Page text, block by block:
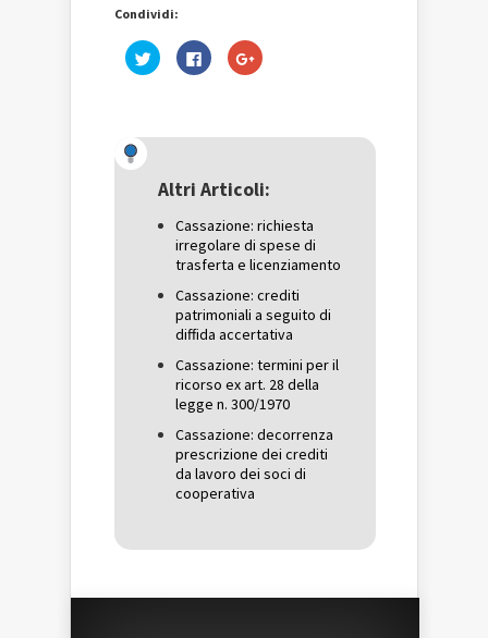
Condividi:
Fai
clic
una
nuova
Fai
clic
nuova
finestra)
Fai
clic
una
nuova
Altri Articoli:
Cassazione: richiesta
irregolare di spese di
trasferta e licenziamento
Cassazione: crediti
patrimoniali a seguito di
diffida accertativa
Cassazione: termini per il
ricorso ex art. 28 della
legge n. 300/1970
Cassazione: decorrenza
prescrizione dei crediti
da lavoro dei soci di
cooperativa